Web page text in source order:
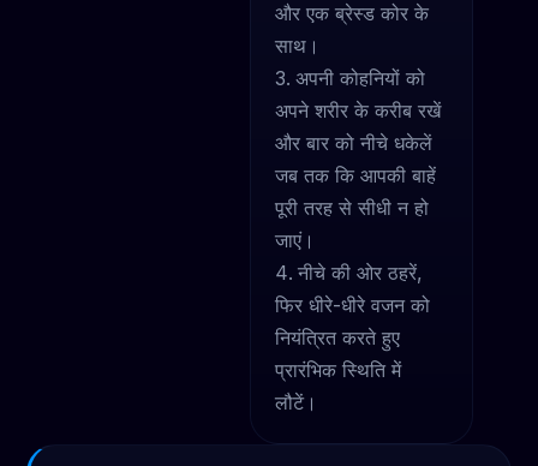
और एक ब्रेस्ड कोर के
साथ।
अपनी कोहनियों को
अपने शरीर के करीब रखें
और बार को नीचे धकेलें
जब तक कि आपकी बाहें
पूरी तरह से सीधी न हो
जाएं।
नीचे की ओर ठहरें,
फिर धीरे-धीरे वजन को
नियंत्रित करते हुए
प्रारंभिक स्थिति में
लौटें।